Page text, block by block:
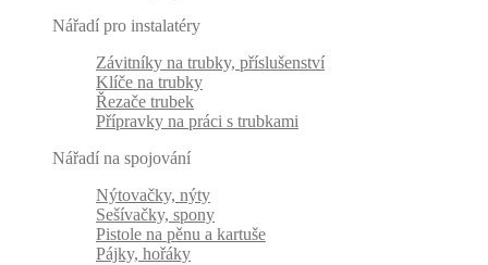
Nářadí pro instalatéry
Závitníky na trubky, příslušenství
Klíče na trubky
Řezače trubek
Přípravky na práci s trubkami
Nářadí na spojování
Nýtovačky, nýty
Sešívačky, spony
Pistole na pěnu a kartuše
Pájky, hořáky